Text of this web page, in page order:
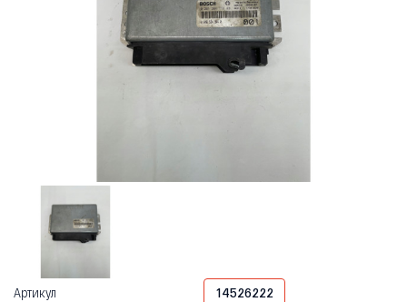
Артикул
14526222